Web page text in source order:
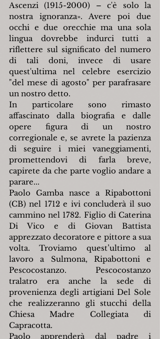
Ascenzi (1915-2000) – c'è solo la
nostra ignoranza». Avere poi due
occhi e due orecchie ma una sola
lingua dovrebbe indurci tutti a
riflettere sul significato del numero
di tali doni, invece di usare
quest'ultima nel celebre esercizio
"del mese di agosto" per parafrasare
un nostro detto.
In particolare sono rimasto
affascinato dalla biografia e dalle
opere figura di un nostro
corregionale e, se avrete la pazienza
di seguire i miei vaneggiamenti,
promettendovi di farla breve,
capirete da che parte voglio andare a
parare...
Paolo Gamba nasce a Ripabottoni
(CB) nel 1712 e ivi concluderà il suo
cammino nel 1782. Figlio di Caterina
Di Vico e di Giovan Battista
apprezzato decoratore e pittore a sua
volta. Troviamo quest’ultimo al
lavoro a Sulmona, Ripabottoni e
Pescocostanzo. Pescocostanzo
tralatro era anche la sede di
provenienza degli artigiani Del Sole
che realizzeranno gli stucchi della
Chiesa Madre Collegiata di
Capracotta.
Paolo apprenderà dal padre i